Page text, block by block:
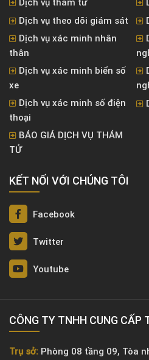
Dịch vụ thám tử
Dịch vụ theo dõi giám sát
Dịch vụ xác minh nhân
thân
Dịch vụ xác minh biển số
xe
Dịch vụ xác minh số điện
thoại
BÁO GIÁ DỊCH VỤ THÁM
TỬ
KẾT NỐI VỚI CHÚNG TÔI
Facebook
Twitter
Youtube
CÔNG TY TNHH CUNG CẤP
Trụ sở: Phòng 08 tầng 09, Tòa